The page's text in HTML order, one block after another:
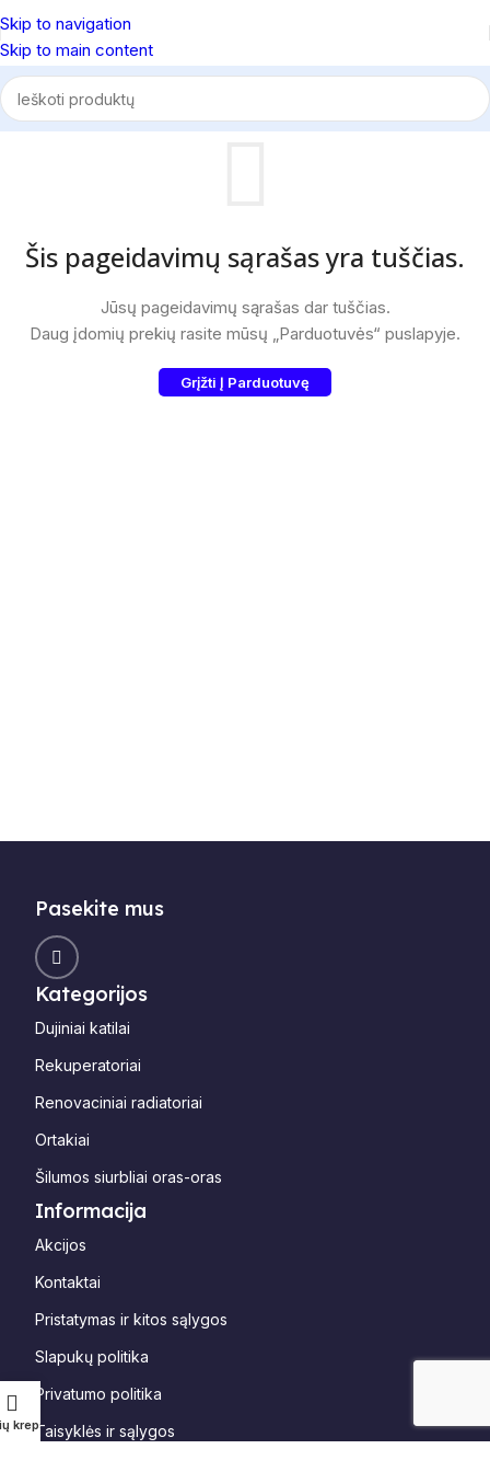
Skip to navigation
Skip to main content
Šis pageidavimų sąrašas yra tuščias.
Jūsų pageidavimų sąrašas dar tuščias.
Daug įdomių prekių rasite mūsų „Parduotuvės“ puslapyje.
Grįžti Į Parduotuvę
Pasekite mus
Kategorijos
Dujiniai katilai
Rekuperatoriai
Renovaciniai radiatoriai
Ortakiai
Šilumos siurbliai oras-oras
Informacija
Akcijos
Kontaktai
Pristatymas ir kitos sąlygos
Slapukų politika
Privatumo politika
Taisyklės ir sąlygos
krepšelis